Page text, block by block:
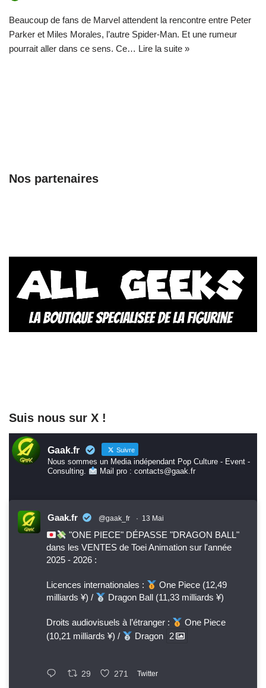
Beaucoup de fans de Marvel attendent la rencontre entre Peter
Parker et Miles Morales, l’autre Spider-Man. Et une rumeur
pourrait aller dans ce sens. Ce… Lire la suite »
Nos partenaires
Suis nous sur X !
Gaak.fr Suivre
Nous sommes un Media indépendant Pop Culture - Event -
Consulting.
Mail pro : contacts@gaak.fr
Gaak.fr @gaak_fr · 13 Mai
"ONE PIECE" DÉPASSE "DRAGON BALL"
dans les VENTES de Toei Animation sur l'année
2025 - 2026 :
Licences internationales :
One Piece (12,49
milliards ¥) /
Dragon Ball (11,33 milliards ¥)
Droits audiovisuels à l’étranger :
One Piece
(10,21 milliards ¥) /
Dragon 2
29 271 Twitter